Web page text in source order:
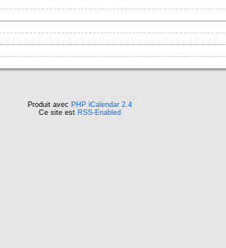
Produit avec PHP iCalendar 2.4
Ce site est RSS-Enabled